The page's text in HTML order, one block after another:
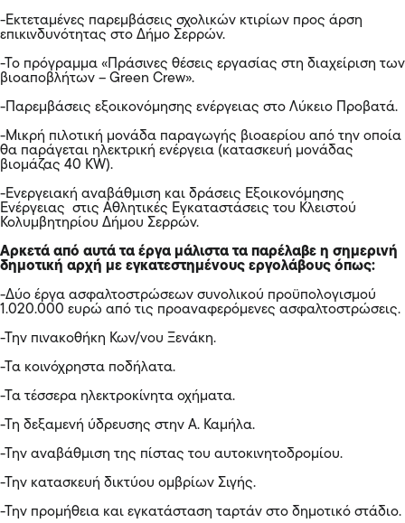
-Εκτεταμένες παρεμβάσεις σχολικών κτιρίων προς άρση
επικινδυνότητας στο Δήμο Σερρών.
-Το πρόγραμμα «Πράσινες θέσεις εργασίας στη διαχείριση των
βιοαποβλήτων – Green Crew».
-Παρεμβάσεις εξοικονόμησης ενέργειας στο Λύκειο Προβατά.
-Μικρή πιλοτική μονάδα παραγωγής βιοαερίου από την οποία
θα παράγεται ηλεκτρική ενέργεια (κατασκευή μονάδας
βιομάζας 40 KW).
-Ενεργειακή αναβάθμιση και δράσεις Εξοικονόμησης
Ενέργειας στις Αθλητικές Εγκαταστάσεις του Κλειστού
Κολυμβητηρίου Δήμου Σερρών.
Αρκετά από αυτά τα έργα μάλιστα τα παρέλαβε η σημερινή
δημοτική αρχή με εγκατεστημένους εργολάβους όπως:
-Δύο έργα ασφαλτοστρώσεων συνολικού προϋπολογισμού
1.020.000 ευρώ από τις προαναφερόμενες ασφαλτοστρώσεις.
-Την πινακοθήκη Κων/νου Ξενάκη.
-Τα κοινόχρηστα ποδήλατα.
-Τα τέσσερα ηλεκτροκίνητα οχήματα.
-Τη δεξαμενή ύδρευσης στην Α. Καμήλα.
-Την αναβάθμιση της πίστας του αυτοκινητοδρομίου.
-Την κατασκευή δικτύου ομβρίων Σιγής.
-Την προμήθεια και εγκατάσταση ταρτάν στο δημοτικό στάδιο.